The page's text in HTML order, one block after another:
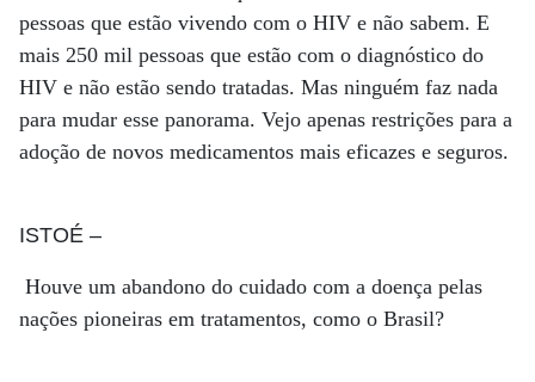
pessoas que estão vivendo com o HIV e não sabem. E
mais 250 mil pessoas que estão com o diagnóstico do
HIV e não estão sendo tratadas. Mas ninguém faz nada
para mudar esse panorama. Vejo apenas restrições para a
adoção de novos medicamentos mais eficazes e seguros.
ISTOÉ –
Houve um abandono do cuidado com a doença pelas
nações pioneiras em tratamentos, como o Brasil?